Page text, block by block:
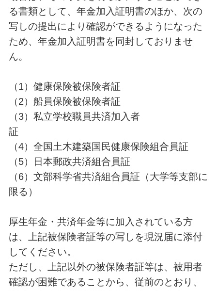
る書類として、年金加入証明書のほか、次の
写しの提出により確認ができるようになった
ため、年金加入証明書を同封しておりませ
ん。
（1）健康保険被保険者証
（2）船員保険被保険者証
（3）私立学校職員共済加入者
証
（4）全国土木建築国民健康保険組合員証
（5）日本郵政共済組合員証
（6）文部科学省共済組合員証（大学等支部に
限る）
厚生年金・共済年金等に加入されている方
は、上記被保険者証等の写しを現況届に添付
してください。
ただし、上記以外の被保険者証等は、被用者
確認が困難であることから、従前のとおり、